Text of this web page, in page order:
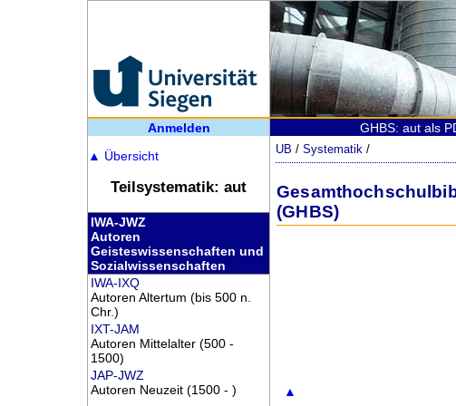
Anmelden GHBS: aut als
▲ Übersicht
Teilsystematik: aut
IWA-JWZ
Autoren
Geisteswissenschaften und
Sozialwissenschaften
IWA-IXQ
Autoren Altertum (bis 500 n.
Chr.)
IXT-JAM
Autoren Mittelalter (500 -
1500)
JAP-JWZ
Autoren Neuzeit (1500 - )
UB /Systematik /
(GHBS)
▲